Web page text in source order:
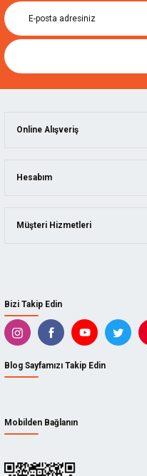
Bizi Takip Edin
Blog Sayfamızı Takip Edin
Mobilden Bağlanın
Online Alışveriş
Hesabım
Müşteri Hizmetleri